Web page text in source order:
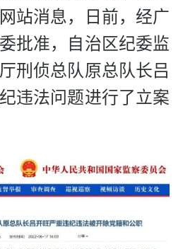
站消息，日前，经广
批准，自治区纪委监
刑侦总队原总队长吕
违法问题进行了立案